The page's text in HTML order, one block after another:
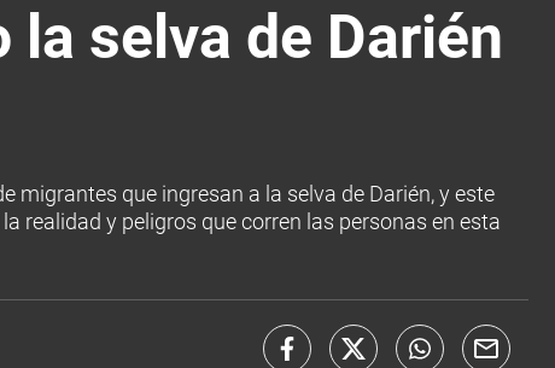
selva de Darién
migrantes que ingresan a la selva de Darién, y este
realidad y peligros que corren las personas en esta